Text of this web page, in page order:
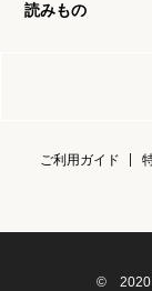
読みもの
ご利用ガイド
© 2020